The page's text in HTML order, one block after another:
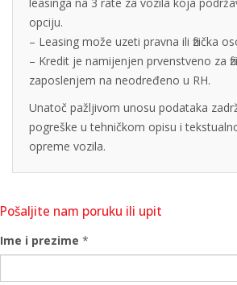
opciju.
– Leasing može uzeti pravna ili fizička
– Kredit je namijenjen prvenstveno za
zaposlenjem na neodređeno u RH.
Unatoč pažljivom unosu podataka
pogreške u tehničkom opisu i
opreme vozila.
Pošaljite nam poruku ili upit
Ime i prezime *